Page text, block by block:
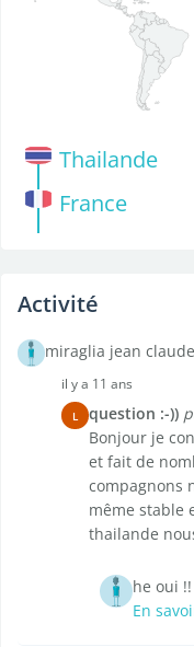
Thailande
France
Activité
miraglia jean
il y a 11 ans
L question :-))
Bonjour je
et fait de
compagnons
même stable
thailande
he oui
En